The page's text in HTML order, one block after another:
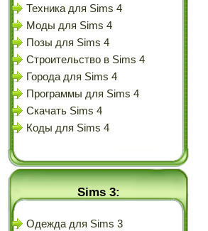
Техника для Sims 4
Моды для Sims 4
Позы для Sims 4
Строительство в Sims 4
Города для Sims 4
Программы для Sims 4
Скачать Sims 4
Коды для Sims 4
Sims 3:
Одежда для Sims 3